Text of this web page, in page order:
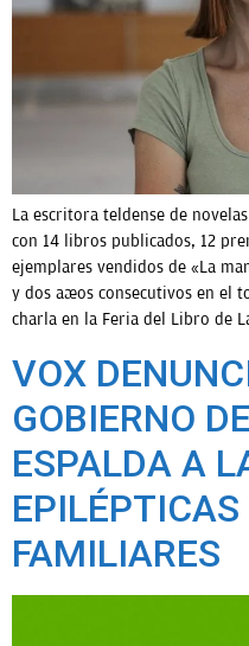
La escritora teldense de
con 14 libros publicados, 12
ejemplares vendidos de «La
y dos años consecutivos en el
charla en la Feria del Libro de
VOX
GOBIERNO
ESPALDA A
FAMILIARES